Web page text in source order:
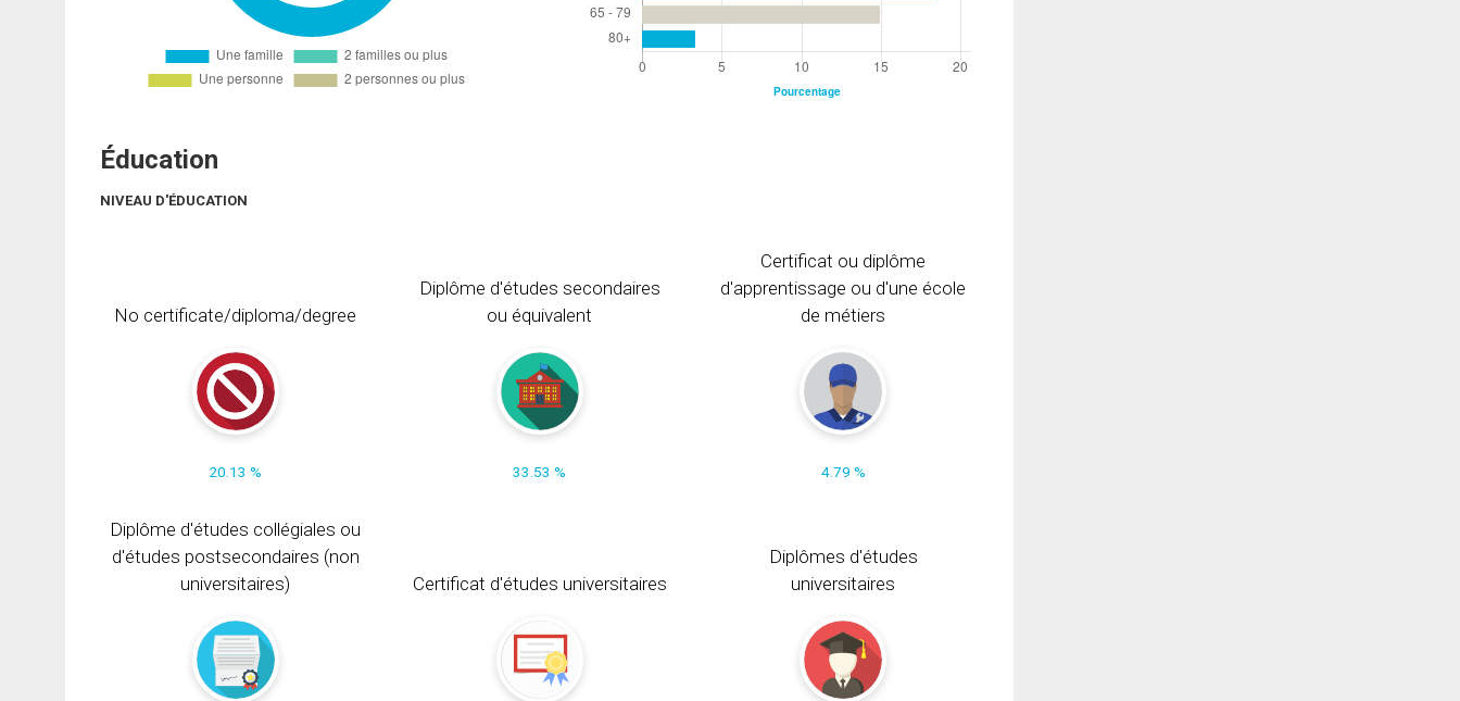
Éducation
NIVEAU D'ÉDUCATION
No certificate/diploma/degree
20.13 %
Diplôme d'études secondaires
ou équivalent
33.53 %
Certificat ou diplôme
d'apprentissage ou d'une école
de métiers
4.79 %
Diplôme d'études collégiales ou
d'études postsecondaires (non
universitaires)
Certificat d'études universitaires
Diplômes d'études
universitaires